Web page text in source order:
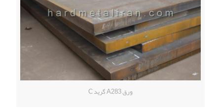
ورق A283 گرید C